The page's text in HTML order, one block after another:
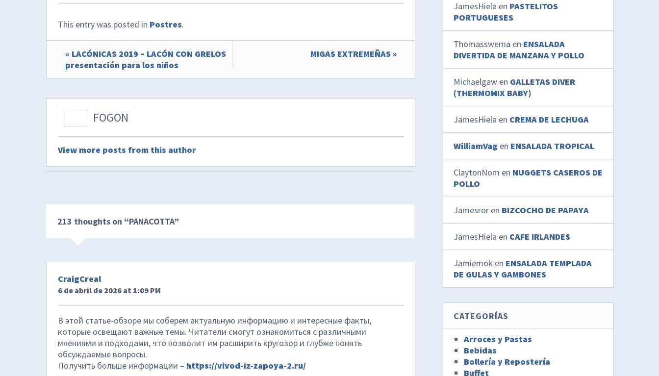
This entry was posted in Postres.
« LACÓNICAS 2019 – LACÓN CON GRELOS
presentación para los niños
MIGAS EXTREMEÑAS »
FOGON
View more posts from this author
213 thoughts on “PANACOTTA”
CraigCreal
6 de abril de 2026 at 1:09 PM
В этой статье-обзоре мы соберем актуальную информацию и интересные факты,
которые освещают важные темы. Читатели смогут ознакомиться с различными
мнениями и подходами, что позволит им расширить кругозор и глубже понять
обсуждаемые вопросы.
Получить больше информации – https://vivod-iz-zapoya-2.ru/
JamesHiela en PASTELITOS
PORTUGUESES
Thomasswema en ENSALADA
DIVERTIDA DE MANZANA Y POLLO
Michaelgaw en GALLETAS DIVER
(THERMOMIX BABY)
JamesHiela en CREMA DE LECHUGA
WilliamVag en ENSALADA TROPICAL
ClaytonNom en NUGGETS CASEROS DE
POLLO
Jamesror en BIZCOCHO DE PAPAYA
JamesHiela en CAFE IRLANDES
Jamiemok en ENSALADA TEMPLADA
DE GULAS Y GAMBONES
CATEGORÍAS
Arroces y Pastas
Bebidas
Bollería y Repostería
Buffet